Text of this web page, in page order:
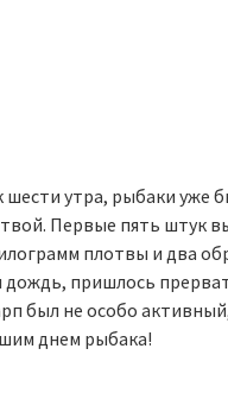
утра, рыбаки уже
Первые пять штук
плотвы и два
пришлось
был не особо
днем рыбака!